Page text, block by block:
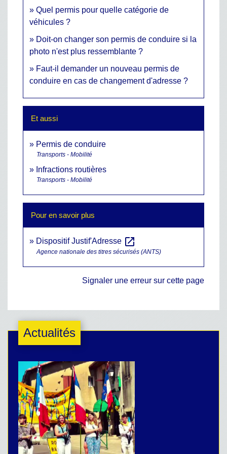
Quel permis pour quelle catégorie de
véhicules ?
Doit-on changer son permis de conduire si la
photo n'est plus ressemblante ?
Faut-il demander un nouveau permis de
conduire en cas de changement d'adresse ?
Et aussi
Permis de conduire
Transports - Mobilité
Infractions routières
Transports - Mobilité
Pour en savoir plus
Dispositif Justif'Adresse open_in_new
Agence nationale des titres sécurisés (ANTS)
Signaler une erreur sur cette page
Actualités